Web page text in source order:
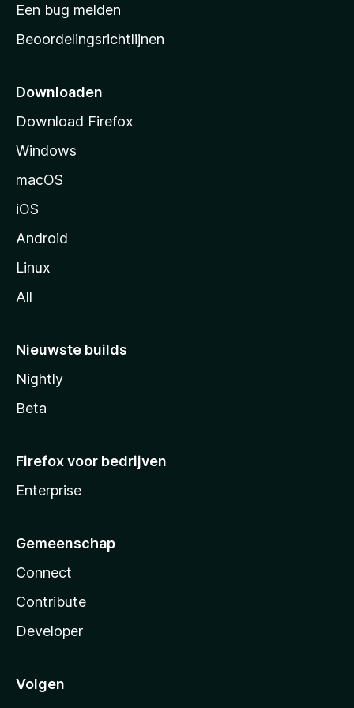
r
p
g
i
Een bug melden
Beoordelingsrichtlijnen
Downloaden
Download Firefox
Windows
macOS
iOS
Android
Linux
All
Nieuwste builds
Nightly
Beta
Firefox voor bedrijven
Enterprise
Gemeenschap
Connect
Contribute
Developer
Volgen